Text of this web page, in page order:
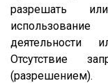
разрешать
деятельности
Отсутствие
(разрешением).